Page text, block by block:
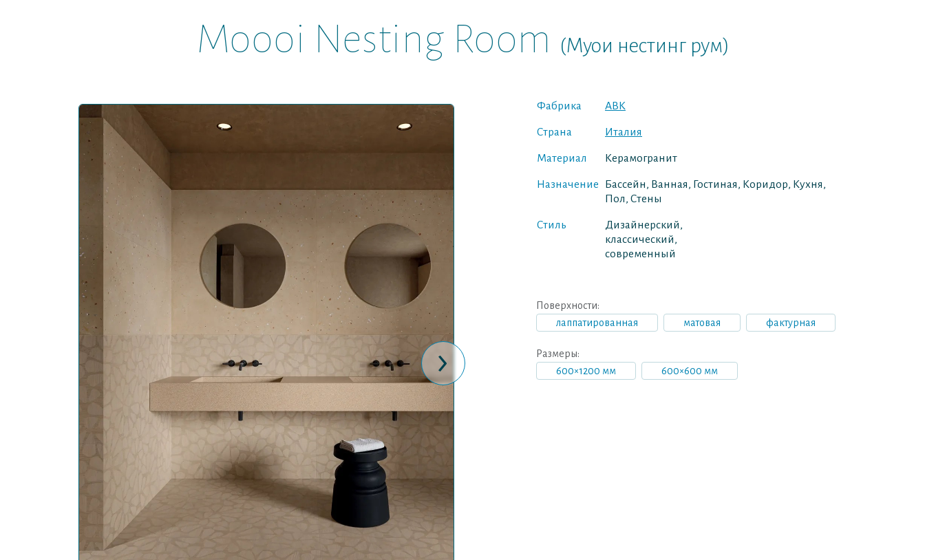
Moooi Nesting Room (Муои нестинг рум)
›
Фабрика ABK
Страна Италия
Материал Керамогранит
Назначение
Бассейн, Ванная, Гостиная, Коридор, Кухня,
Пол, Стены
Стиль
Дизайнерский,
классический,
современный
Поверхности:
лаппатированная
матовая фактурная
Размеры:
600×1200 мм
600×600 мм